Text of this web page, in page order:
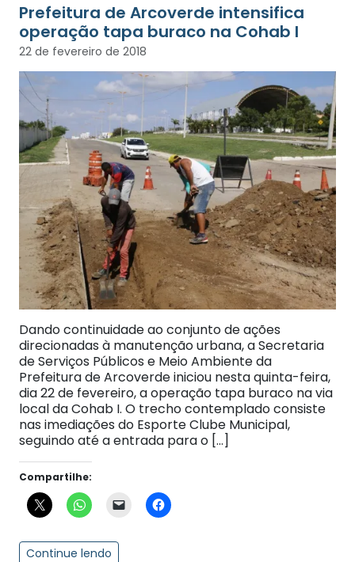
Prefeitura de Arcoverde intensifica
operação tapa buraco na Cohab I
22 de fevereiro de 2018
Dando continuidade ao conjunto de ações
direcionadas à manutenção urbana, a Secretaria
de Serviços Públicos e Meio Ambiente da
Prefeitura de Arcoverde iniciou nesta quinta-feira,
dia 22 de fevereiro, a operação tapa buraco na via
local da Cohab I. O trecho contemplado consiste
nas imediações do Esporte Clube Municipal,
seguindo até a entrada para o […]
Compartilhe:
Continue lendo